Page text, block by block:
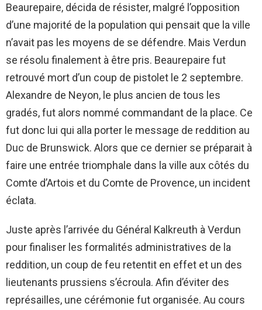
Beaurepaire, décida de résister, malgré l’opposition
d’une majorité de la population qui pensait que la ville
n’avait pas les moyens de se défendre. Mais Verdun
se résolu finalement à être pris. Beaurepaire fut
retrouvé mort d’un coup de pistolet le 2 septembre.
Alexandre de Neyon, le plus ancien de tous les
gradés, fut alors nommé commandant de la place. Ce
fut donc lui qui alla porter le message de reddition au
Duc de Brunswick. Alors que ce dernier se préparait à
faire une entrée triomphale dans la ville aux côtés du
Comte d’Artois et du Comte de Provence, un incident
éclata.
Juste après l’arrivée du Général Kalkreuth à Verdun
pour finaliser les formalités administratives de la
reddition, un coup de feu retentit en effet et un des
lieutenants prussiens s’écroula. Afin d’éviter des
représailles, une cérémonie fut organisée. Au cours